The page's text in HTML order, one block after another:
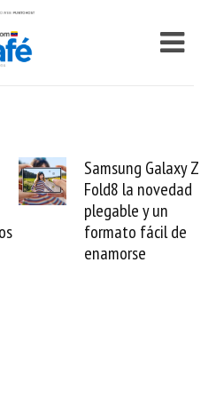
Cashea levanta 100
millones de dólares y
valida el crédito del
venezolano ante el
mundo